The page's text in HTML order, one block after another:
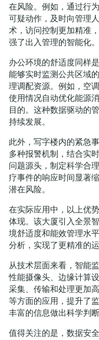
在风险。例如，通过行
可疑动作，及时向管理
术，访问控制更加精准
强了出入管理的智能化。
办公环境的舒适度同样
能够实时监测公共区域
理调配资源。例如，空
使用情况自动优化能源
目的。这种数据驱动的
持续发展。
此外，写字楼内的紧急
多种报警机制，结合实
问题源头，制定科学合
疗事件的响应时间显著
潜在风险。
在实际应用中，以上优
体现。该大厦引入全景
境舒适度和能效管理水
分析，实现了更精准的
从技术层面来看，智能
性能摄像头、边缘计算
采集、传输和处理更加
等方面的应用，提升了
丰富的信息做出科学判断
值得关注的是，数据安